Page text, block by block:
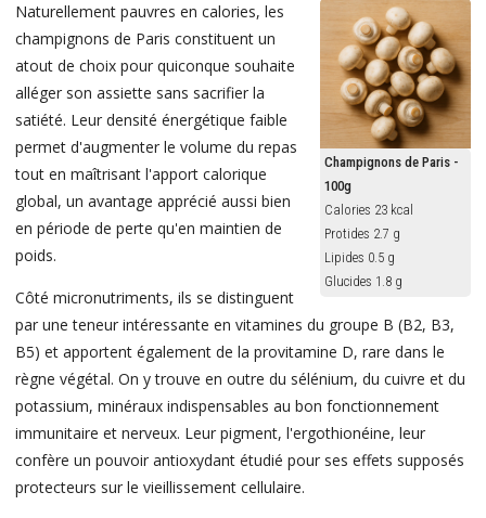
Champignons de Paris -
100g
Calories 23 kcal
Protides 2.7 g
Lipides 0.5 g
Glucides 1.8 g
Naturellement pauvres en calories, les
champignons de Paris constituent un
atout de choix pour quiconque souhaite
alléger son assiette sans sacrifier la
satiété. Leur densité énergétique faible
permet d'augmenter le volume du repas
tout en maîtrisant l'apport calorique
global, un avantage apprécié aussi bien
en période de perte qu'en maintien de
poids.
Côté micronutriments, ils se distinguent
par une teneur intéressante en vitamines du groupe B (B2, B3,
B5) et apportent également de la provitamine D, rare dans le
règne végétal. On y trouve en outre du sélénium, du cuivre et du
potassium, minéraux indispensables au bon fonctionnement
immunitaire et nerveux. Leur pigment, l'ergothionéine, leur
confère un pouvoir antioxydant étudié pour ses effets supposés
protecteurs sur le vieillissement cellulaire.